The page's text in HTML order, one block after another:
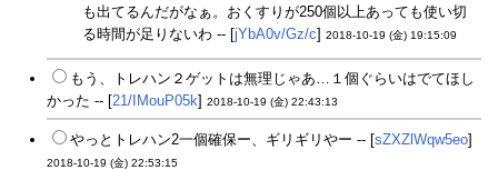
も出てるんだがなぁ。おくすりが250個以上あっても使い切
る時間が足りないわ -- [jYbA0v/Gz/c] 2018-10-19 (金) 19:15:09
もう、トレハン２ゲットは無理じゃあ…１個ぐらいはでてほし
かった -- [21/IMouP05k] 2018-10-19 (金) 22:43:13
やっとトレハン2一個確保ー、ギリギリやー -- [sZXZlWqw5eo]
2018-10-19 (金) 22:53:15